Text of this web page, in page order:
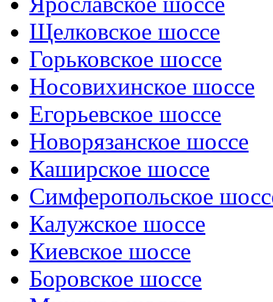
Щелковское шоссе
Горьковское шоссе
Носовихинское шоссе
Егорьевское шоссе
Новорязанское шоссе
Каширское шоссе
Симферопольское
Калужское шоссе
Киевское шоссе
Боровское шоссе